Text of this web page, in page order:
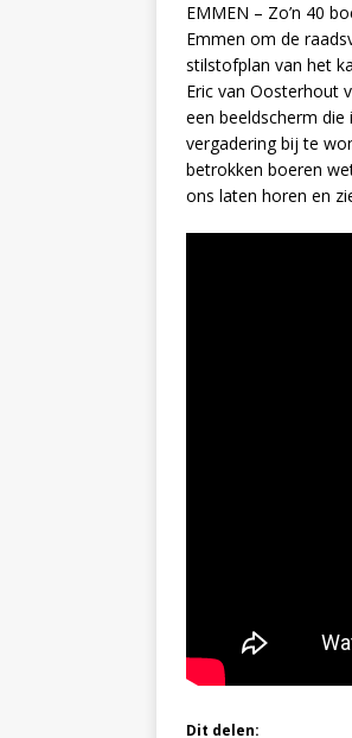
EMMEN – Zo’n 40
Emmen om de
stilstofplan van het
Eric van Oosterhout
een beeldscherm
vergadering bij te
betrokken boeren
ons laten horen en
Dit delen: